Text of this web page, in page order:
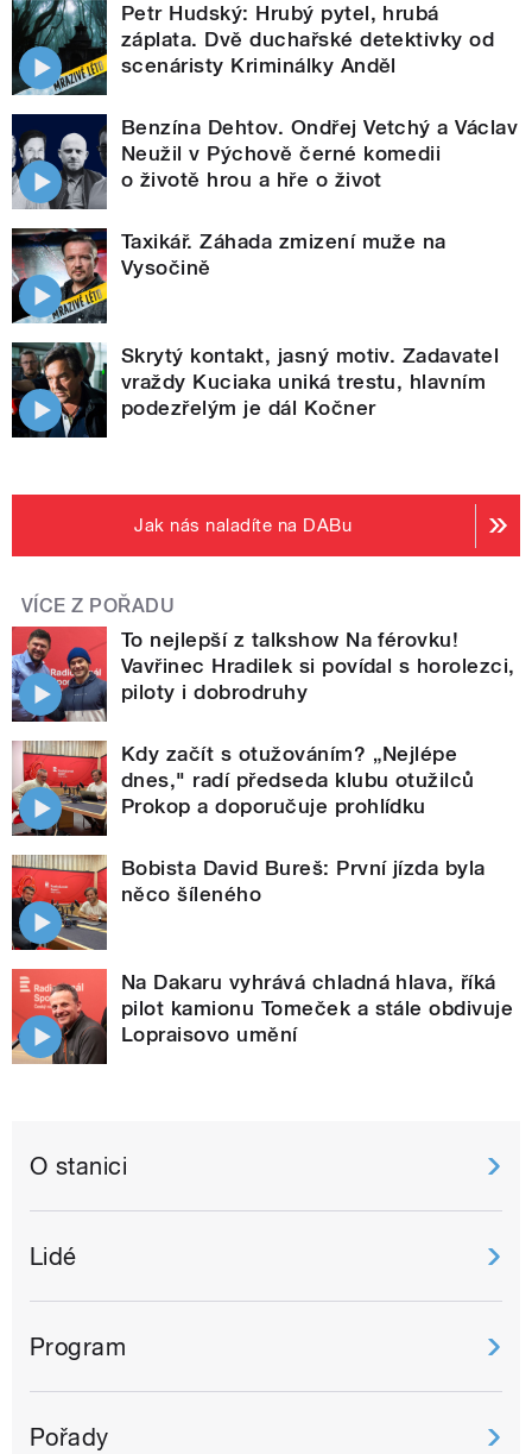
Petr Hudský: Hrubý pytel, hrubá
záplata. Dvě duchařské detektivky od
scenáristy Kriminálky Anděl
Benzína Dehtov. Ondřej Vetchý a Václav
Neužil v Pýchově černé komedii
o životě hrou a hře o život
Taxikář. Záhada zmizení muže na
Vysočině
Skrytý kontakt, jasný motiv. Zadavatel
vraždy Kuciaka uniká trestu, hlavním
podezřelým je dál Kočner
Jak nás naladíte na DABu
VÍCE Z POŘADU
To nejlepší z talkshow Na férovku!
Vavřinec Hradilek si povídal s horolezci,
piloty i dobrodruhy
Kdy začít s otužováním? „Nejlépe
dnes," radí předseda klubu otužilců
Prokop a doporučuje prohlídku
Bobista David Bureš: První jízda byla
něco šíleného
Na Dakaru vyhrává chladná hlava, říká
pilot kamionu Tomeček a stále obdivuje
Lopraisovo umění
O stanici
Lidé
Program
Pořady